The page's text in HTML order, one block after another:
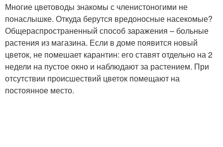
Многие цветоводы знакомы с членистоногими не
понаслышке. Откуда берутся вредоносные насекомые?
Общераспространенный способ заражения – больные
растения из магазина. Если в доме появится новый
цветок, не помешает карантин: его ставят отдельно на 2
недели на пустое окно и наблюдают за растением. При
отсутствии происшествий цветок помещают на
постоянное место.